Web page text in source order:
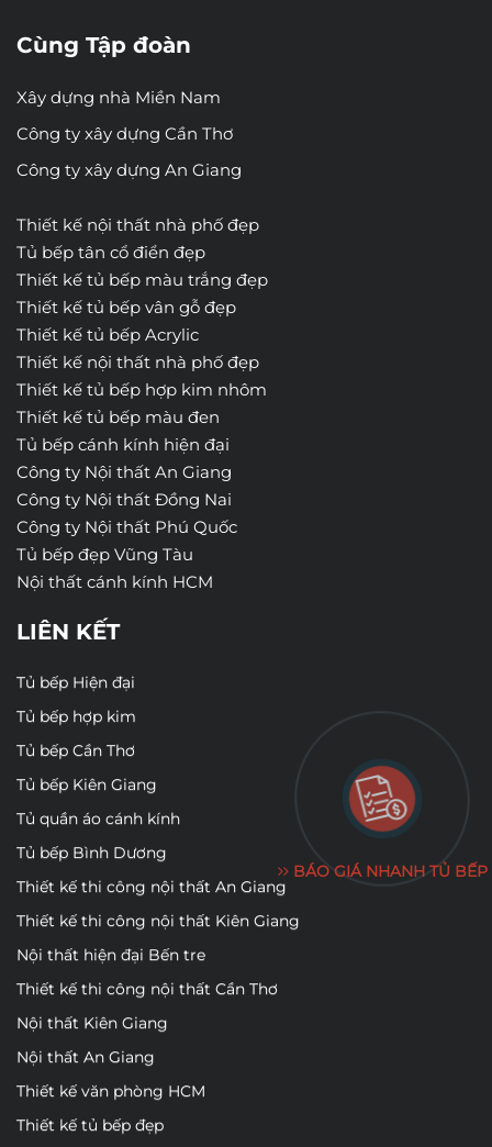
BÁO GIÁ NHANH TỦ BẾP
Cùng Tập đoàn
Xây dựng nhà Miền Nam
Công ty xây dựng Cần Thơ
Công ty xây dựng An Giang
Thiết kế nội thất nhà phố đẹp
Tủ bếp tân cổ điển đẹp
Thiết kế tủ bếp màu trắng đẹp
Thiết kế tủ bếp vân gỗ đẹp
Thiết kế tủ bếp Acrylic
Thiết kế nội thất nhà phố đẹp
Thiết kế tủ bếp hợp kim nhôm
Thiết kế tủ bếp màu đen
Tủ bếp cánh kính hiện đại
Công ty Nội thất An Giang
Công ty Nội thất Đồng Nai
Công ty Nội thất Phú Quốc
Tủ bếp đẹp Vũng Tàu
Nội thất cánh kính HCM
LIÊN KẾT
Tủ bếp Hiện đại
Tủ bếp hợp kim
Tủ bếp Cần Thơ
Tủ bếp Kiên Giang
Tủ quần áo cánh kính
Tủ bếp Bình Dương
Thiết kế thi công nội thất An Giang
Thiết kế thi công nội thất Kiên Giang
Nội thất hiện đại Bến tre
Thiết kế thi công nội thất Cần Thơ
Nội thất Kiên Giang
Nội thất An Giang
Thiết kế văn phòng HCM
Thiết kế tủ bếp đẹp